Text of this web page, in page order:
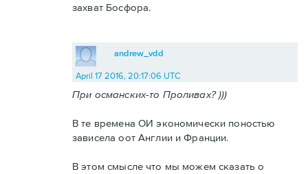
захват Босфора.
andrew_vdd
April 17 2016, 20:17:06 UTC
При османских-то Проливах? )))
В те времена ОИ экономически поностью
зависела оот Англии и Франции.
В этом смысле что мы можем сказать о